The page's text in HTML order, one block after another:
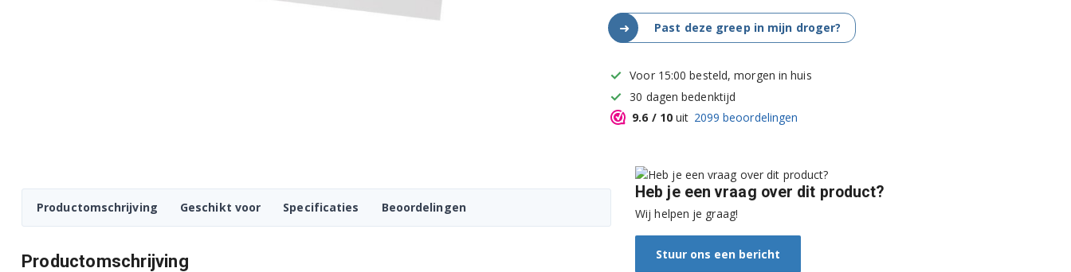
➜ Past deze greep in mijn droger?
Voor 15:00 besteld, morgen in huis
30 dagen bedenktijd
9.6 / 10 uit 2099 beoordelingen
Productomschrijving Geschikt voor Specificaties Beoordelingen
Productomschrijving
Heb je een vraag over dit product?
Wij helpen je graag!
Stuur ons een bericht